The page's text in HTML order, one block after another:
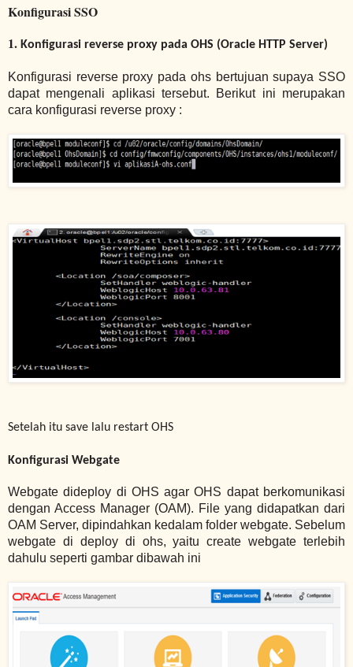
Konfigurasi SSO
1. Konfigurasi reverse proxy pada OHS (Oracle HTTP Server)
Konfigurasi reverse proxy pada ohs bertujuan supaya SSO
dapat mengenali aplikasi tersebut. Berikut ini merupakan
cara konfigurasi reverse proxy :
Setelah itu save lalu restart OHS
Konfigurasi Webgate
Webgate dideploy di OHS agar OHS dapat berkomunikasi
dengan Access Manager (OAM). File yang didapatkan dari
OAM Server, dipindahkan kedalam folder webgate. Sebelum
webgate di deploy di ohs, yaitu create webgate terlebih
dahulu seperti gambar dibawah ini